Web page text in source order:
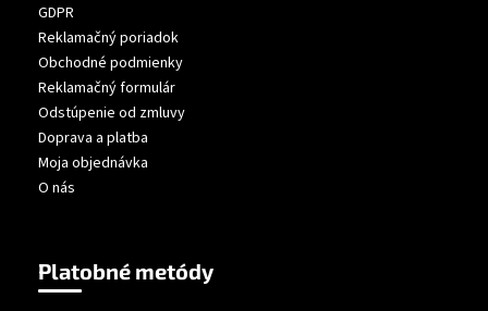
GDPR
Reklamačný poriadok
Obchodné podmienky
Reklamačný formulár
Odstúpenie od zmluvy
Doprava a platba
Moja objednávka
O nás
Platobné metódy